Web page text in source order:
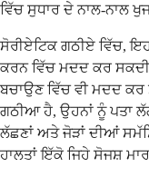
ਵਿੱਚ ਸੁਧਾਰ ਦੇ ਨਾਲ-ਨਾਲ
ਸੋਰੀਏਟਿਕ ਗਠੀਏ ਵਿੱਚ,
ਕਰਨ ਵਿੱਚ ਮਦਦ ਕਰ
ਬਚਾਉਣ ਵਿੱਚ ਵੀ ਮਦਦ ਕਰ
ਗਠੀਆ ਹੈ, ਉਹਨਾਂ ਨੂੰ ਪਤਾ
ਲੱਛਣਾਂ ਅਤੇ ਜੋੜਾਂ ਦੀਆਂ
ਹਾਲਤਾਂ ਇੱਕੋ ਜਿਹੇ ਸੋਜਸ਼